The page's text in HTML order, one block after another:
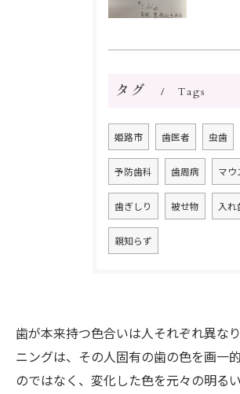
タグ Tags
姫路市 歯医者 虫歯
予防歯科 歯周病 マウ
歯ぎしり 被せ物 入れ
親知らず
歯が本来持つ色合いは人それぞれ異な
ニングは、その人固有の歯の色を画一
のではなく、変化した色を元々の明る